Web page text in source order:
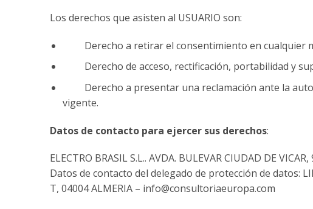
Los derechos que asisten al USUARIO son:
Derecho a retirar el consentimiento en cualquier
Derecho de acceso, rectificación, portabilidad y
Derecho a presentar una reclamación ante la
vigente.
Datos de contacto para ejercer sus derechos:
ELECTRO BRASIL S.L.. AVDA. BULEVAR CIUDAD DE
Datos de contacto del delegado de protección de datos:
T, 04004 ALMERIA – info@consultoriaeuropa.com